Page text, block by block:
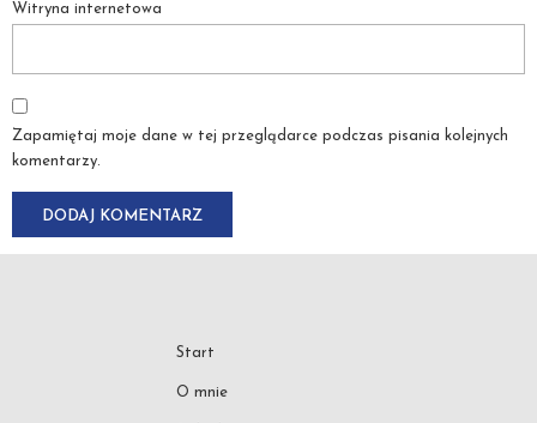
Witryna internetowa
Zapamiętaj moje dane w tej przeglądarce podczas pisania kolejnych
komentarzy.
Start
O mnie